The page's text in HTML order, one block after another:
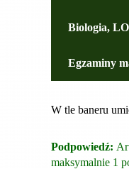
Biologia,
Egzaminy
W tle baneru
Podpowiedź:
maksymalnie 1